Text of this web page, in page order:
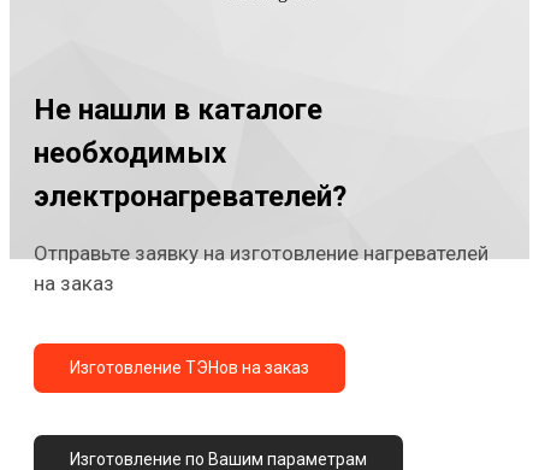
Не нашли в каталоге
необходимых
электронагревателей?
Отправьте заявку на изготовление нагревателей
на заказ
Изготовление ТЭНов на заказ
Изготовление по Вашим параметрам